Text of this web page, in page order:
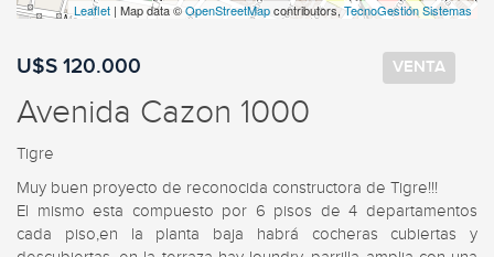
Leaflet | Map data ©OpenStreetMapcontributors,TecnoGestión Sistemas
U$S 120.000 VENTA
Avenida Cazon 1000
Tigre
Muy buen proyecto de reconocida constructora de Tigre!!!
El mismo esta compuesto por 6 pisos de 4 departamentos
cada piso,en la planta baja habrá cocheras cubiertas y